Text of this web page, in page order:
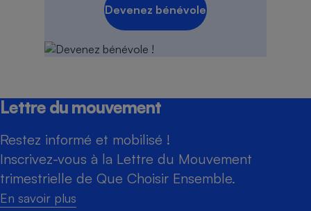
Devenez bénévole
Lettre du mouvement
Restez informé et mobilisé !
Inscrivez-vous à la Lettre du Mouvement
trimestrielle de Que Choisir Ensemble.
En savoir plus